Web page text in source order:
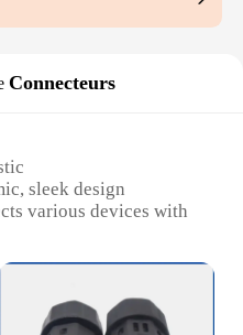
Connecteurs
sleek design
various devices with
as a set, ready for